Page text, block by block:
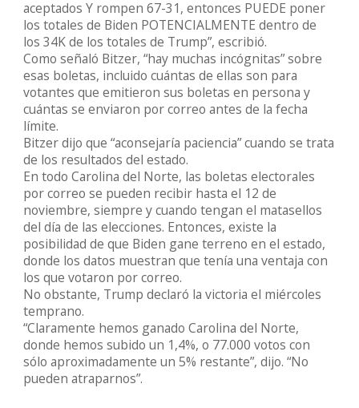
aceptados Y rompen 67-31, entonces PUEDE poner
los totales de Biden POTENCIALMENTE dentro de
los 34K de los totales de Trump”, escribió.
Como señaló Bitzer, “hay muchas incógnitas” sobre
esas boletas, incluido cuántas de ellas son para
votantes que emitieron sus boletas en persona y
cuántas se enviaron por correo antes de la fecha
límite.
Bitzer dijo que “aconsejaría paciencia” cuando se trata
de los resultados del estado.
En todo Carolina del Norte, las boletas electorales
por correo se pueden recibir hasta el 12 de
noviembre, siempre y cuando tengan el matasellos
del día de las elecciones. Entonces, existe la
posibilidad de que Biden gane terreno en el estado,
donde los datos muestran que tenía una ventaja con
los que votaron por correo.
No obstante, Trump declaró la victoria el miércoles
temprano.
“Claramente hemos ganado Carolina del Norte,
donde hemos subido un 1,4%, o 77.000 votos con
sólo aproximadamente un 5% restante”, dijo. “No
pueden atraparnos”.